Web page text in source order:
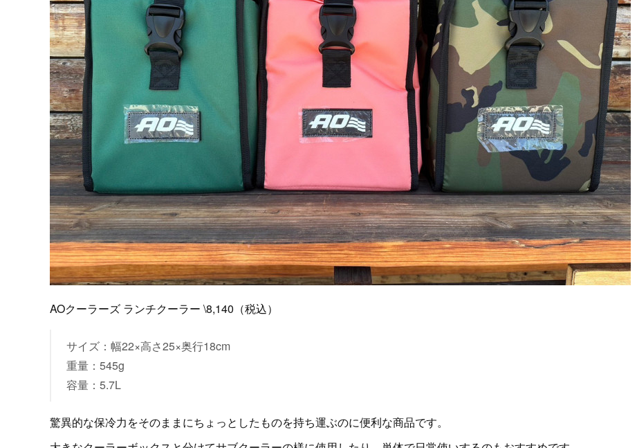
AOクーラーズ ランチクーラー \8,140（税込）
サイズ：幅22×高さ25×奥行18cm
重量：545g
容量：5.7L
驚異的な保冷力をそのままにちょっとしたものを持ち運ぶのに便利な商品です。